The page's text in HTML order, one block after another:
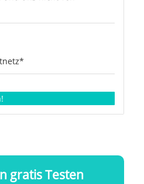
gratis Testen